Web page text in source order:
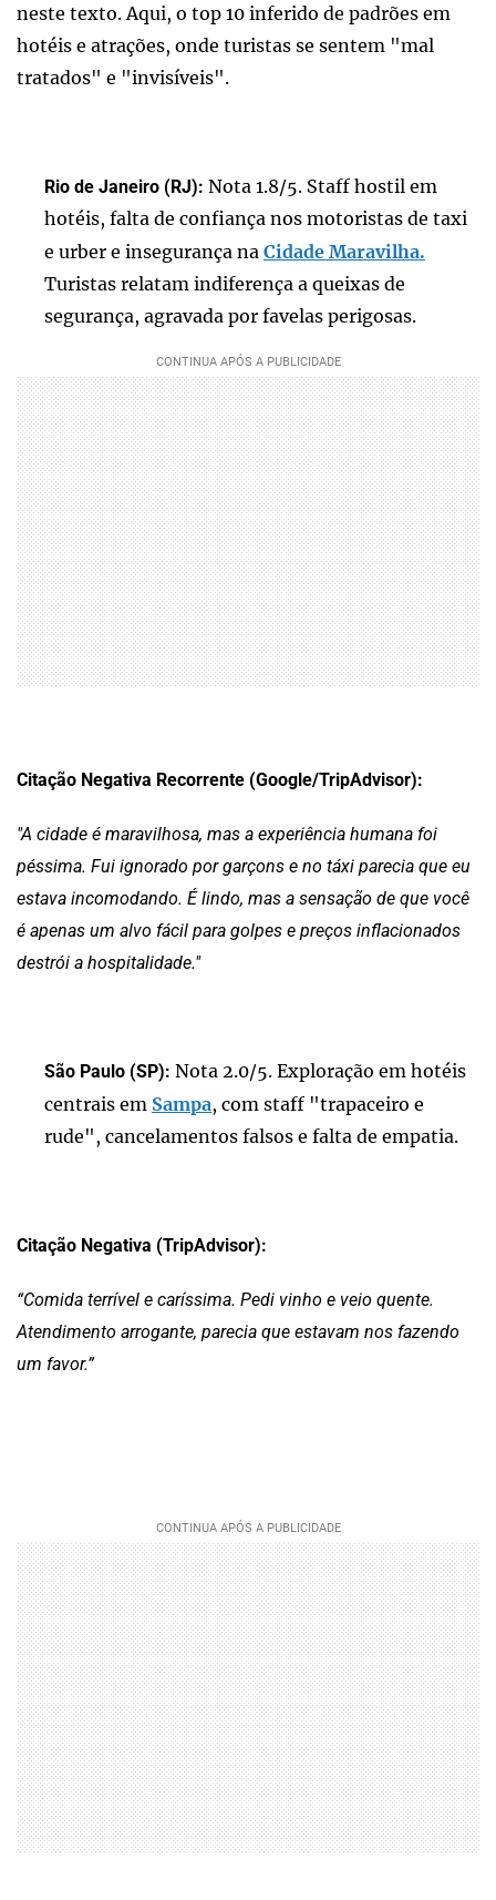
neste texto. Aqui, o top 10 inferido de padrões em
hotéis e atrações, onde turistas se sentem "mal
tratados" e "invisíveis".
Rio de Janeiro (RJ): Nota 1.8/5. Staff hostil em
hotéis, falta de confiança nos motoristas de taxi
e urber e insegurança na Cidade Maravilha.
Turistas relatam indiferença a queixas de
segurança, agravada por favelas perigosas.
Citação Negativa Recorrente (Google/TripAdvisor):
"A cidade é maravilhosa, mas a experiência humana foi
péssima. Fui ignorado por garçons e no táxi parecia que eu
estava incomodando. É lindo, mas a sensação de que você
é apenas um alvo fácil para golpes e preços inflacionados
destrói a hospitalidade."
São Paulo (SP): Nota 2.0/5. Exploração em hotéis
centrais em Sampa, com staff "trapaceiro e
rude", cancelamentos falsos e falta de empatia.
Citação Negativa (TripAdvisor):
“Comida terrível e caríssima. Pedi vinho e veio quente.
Atendimento arrogante, parecia que estavam nos fazendo
um favor.”